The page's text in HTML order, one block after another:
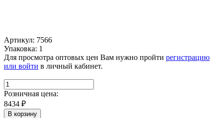
Артикул: 7566
Упаковка: 1
Для просмотра оптовых цен Вам нужно пройти регистрацию
или войти в личный кабинет.
Розничная цена:
8434 ₽
В корзину